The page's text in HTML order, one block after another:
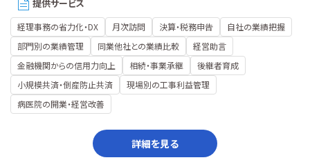
提供サービス
経理事務の省力化・DX 月次訪問 決算・税務申告
自社の業績把握
部門別の業績管理
同業他社との業績比較
経営助言
金融機関からの信用力向上
相続・事業承継
後継者育成
小規模共済・倒産防止共済
現場別の工事利益管理
病医院の開業・経営改善
詳細を見る